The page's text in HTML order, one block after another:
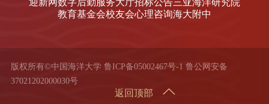
迎新网数字后勤服务大厅招标公告三亚海洋研究院
教育基金会校友会心理咨询海大附中
版权所有©中国海洋大学 鲁ICP备05002467号-1 鲁公网安备
37021202000030号
返回顶部